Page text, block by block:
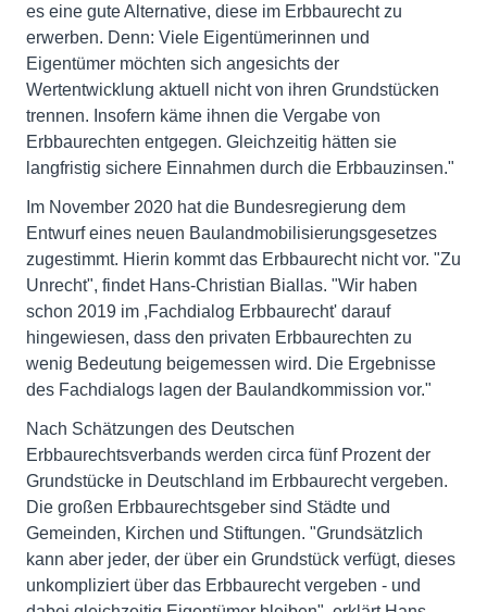
es eine gute Alternative, diese im Erbbaurecht zu
erwerben. Denn: Viele Eigentümerinnen und
Eigentümer möchten sich angesichts der
Wertentwicklung aktuell nicht von ihren Grundstücken
trennen. Insofern käme ihnen die Vergabe von
Erbbaurechten entgegen. Gleichzeitig hätten sie
langfristig sichere Einnahmen durch die Erbbauzinsen."
Im November 2020 hat die Bundesregierung dem
Entwurf eines neuen Baulandmobilisierungsgesetzes
zugestimmt. Hierin kommt das Erbbaurecht nicht vor. "Zu
Unrecht", findet Hans-Christian Biallas. "Wir haben
schon 2019 im ,Fachdialog Erbbaurecht' darauf
hingewiesen, dass den privaten Erbbaurechten zu
wenig Bedeutung beigemessen wird. Die Ergebnisse
des Fachdialogs lagen der Baulandkommission vor."
Nach Schätzungen des Deutschen
Erbbaurechtsverbands werden circa fünf Prozent der
Grundstücke in Deutschland im Erbbaurecht vergeben.
Die großen Erbbaurechtsgeber sind Städte und
Gemeinden, Kirchen und Stiftungen. "Grundsätzlich
kann aber jeder, der über ein Grundstück verfügt, dieses
unkompliziert über das Erbbaurecht vergeben - und